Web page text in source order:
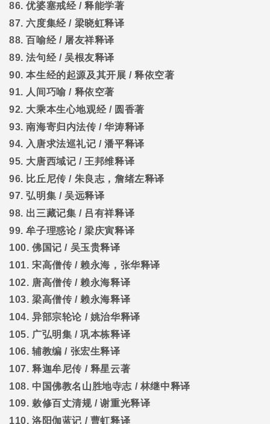
86.优婆塞戒经/释能学著
87. 六度集经/ 梁晓虹释译
88.百喻经/ 屠友祥释译
89.法句经/吴根友释译
90.本生经的起源及其开展 /释依空著
91. 人间巧喻 / 释依空著
92. 大乘本生心地观经/ 圆香著
93.南海寄归内法传 /华涛释译
94. 入唐求法巡礼记 /潘平释译
95. 大唐西域记 / 王邦维释译
96. 比丘尼传 / 朱良志，詹绪左释译
97.弘明集 /吴远释译
98. 出三藏记集 / 吕有祥释译
99.牟子理惑论/梁庆寅释译
100. 佛国记 / 吴玉贵释译
101. 宋高僧传 / 赖永海，张华释译
102. 唐高僧传 / 赖永海释译
103. 梁高僧传 / 赖永海释译
104. 异部宗轮论 / 姚治华释译
105. 广弘明集 /巩本栋释译
106. 辅教编 / 张宏生释译
107. 释迦牟尼传 / 释星云著
108. 中国佛教名山胜地寺志 / 林继中释译
109. 敕修百丈清规/谢重光释译
110. 洛阳伽蓝记 / 曹虹释译